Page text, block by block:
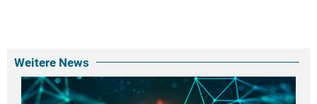
Weitere News